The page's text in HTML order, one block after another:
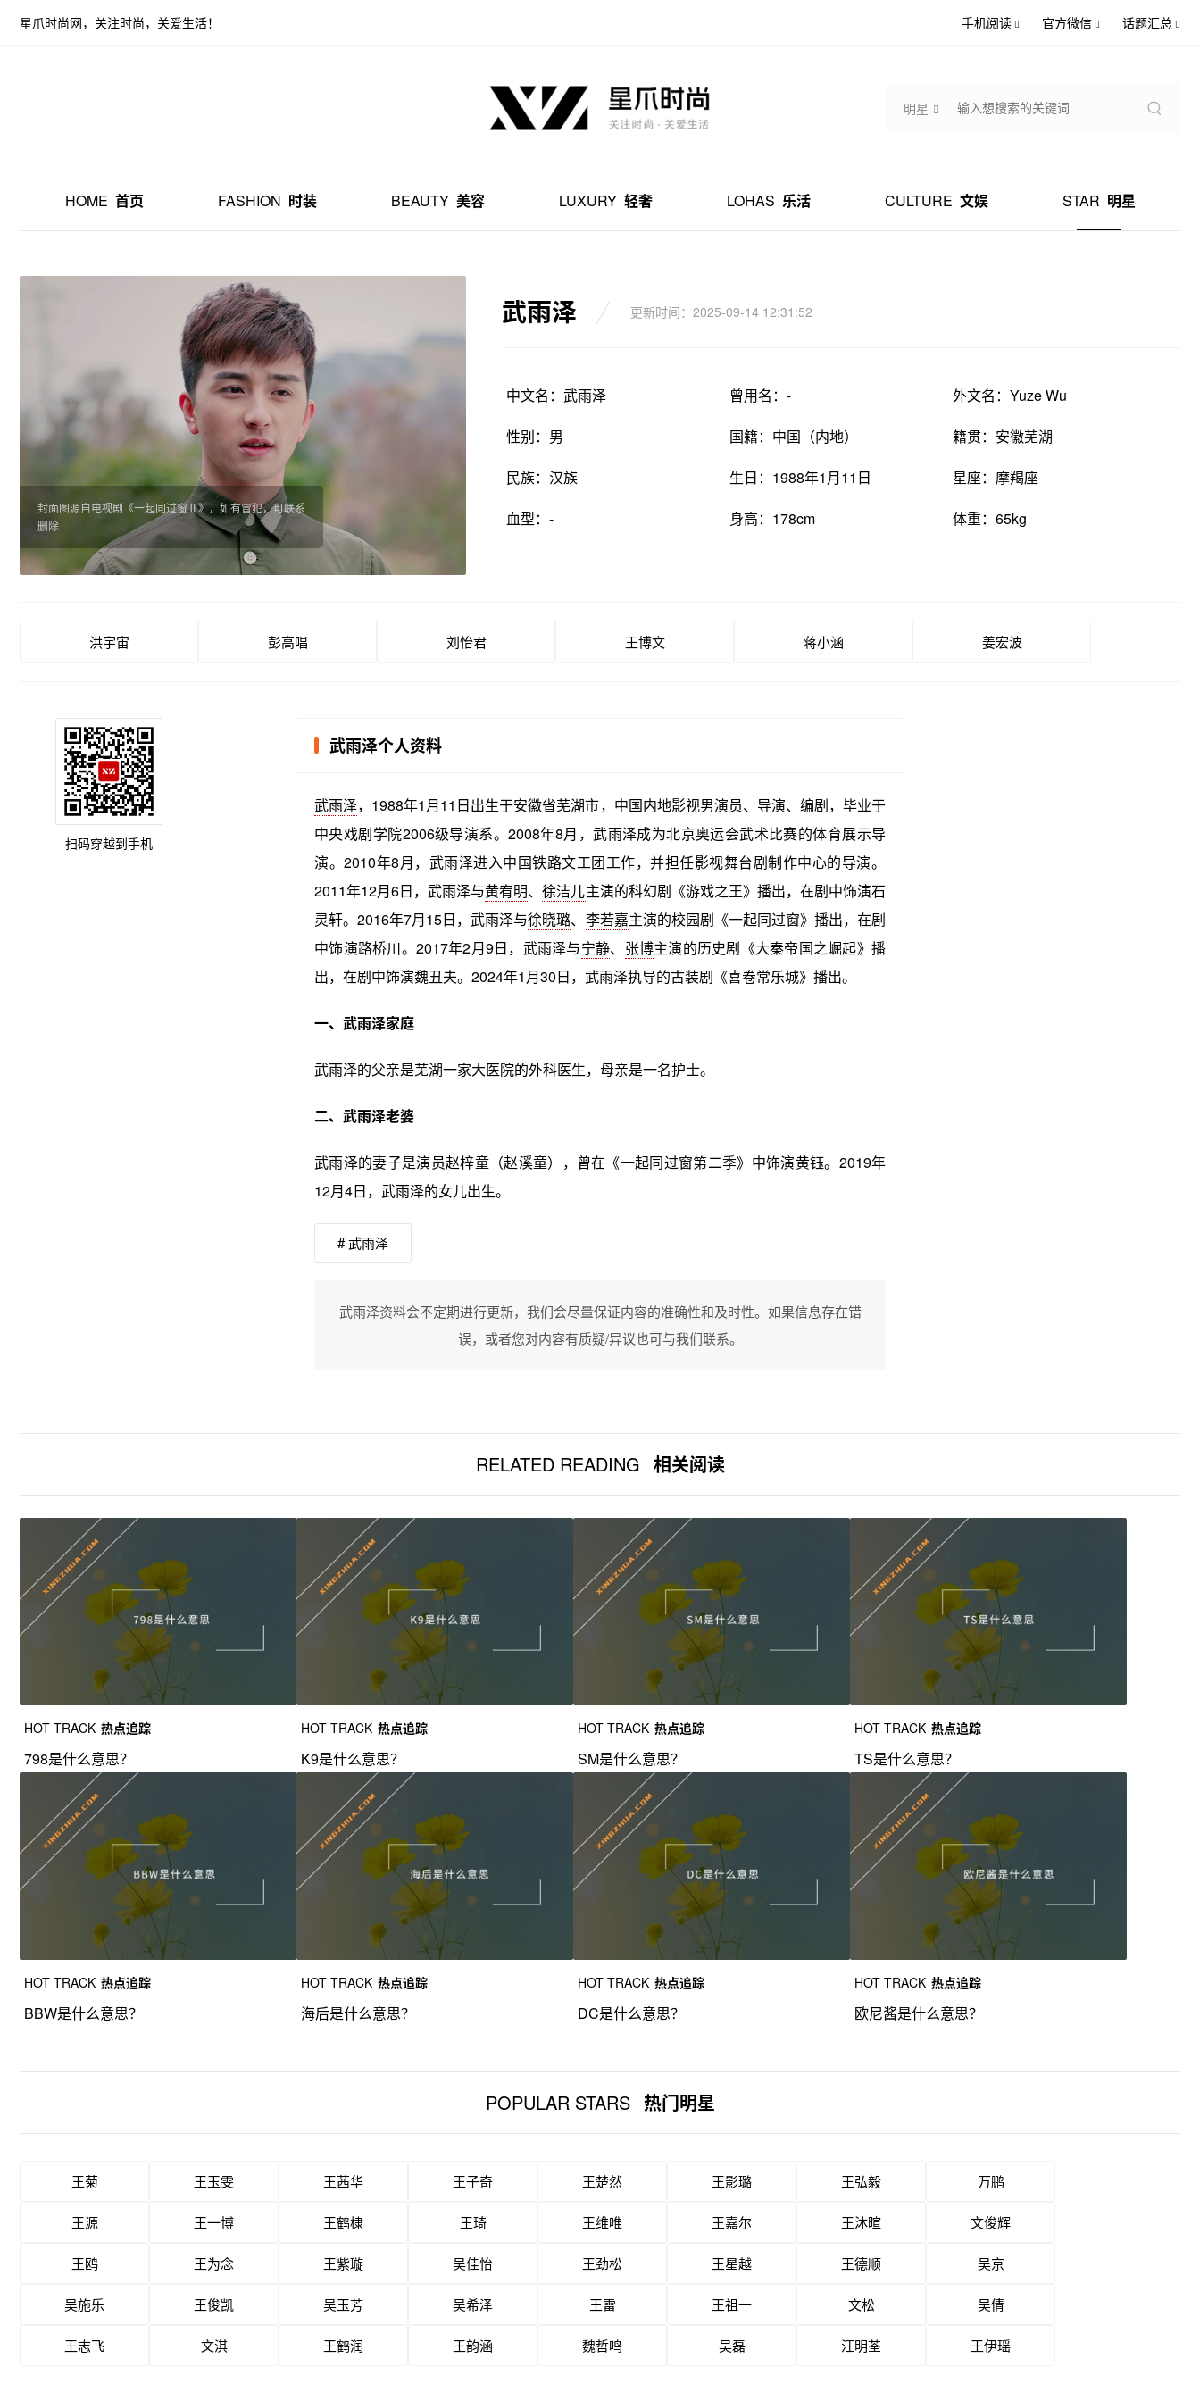
星爪时尚网，关注时尚，关爱生活！ 手机阅读 官方微信 话题汇总
明星
HOME 首页 FASHION 时装 BEAUTY 美容 LUXURY 轻奢 LOHAS 乐活 CULTURE 文娱 STAR 明星
封面图源自电视剧《一起同过窗Ⅱ》，如有冒犯，可联系
删除
武雨泽 更新时间：2025-09-14 12:31:52
中文名：武雨泽 曾用名：-
外文名：Yuze Wu
性别：男
国籍：中国（内地）
籍贯：安徽芜湖
民族：汉族
生日：1988年1月11日
星座：摩羯座
血型：-
身高：178cm 体重：65kg
洪宇宙 彭高唱 刘怡君 王博文 蒋小涵 姜宏波
武雨泽个人资料
武雨泽，1988年1月11日出生于安徽省芜湖市，中国内地影视男演员、导演、编剧，毕业于
中央戏剧学院2006级导演系。2008年8月，武雨泽成为北京奥运会武术比赛的体育展示导
演。2010年8月，武雨泽进入中国铁路文工团工作，并担任影视舞台剧制作中心的导演。
2011年12月6日，武雨泽与黄宥明、徐洁儿主演的科幻剧《游戏之王》播出，在剧中饰演石
灵轩。2016年7月15日，武雨泽与徐晓璐、 李若嘉主演的校园剧《一起同过窗》播出，在剧
中饰演路桥川。2017年2月9日，武雨泽与宁静、 张博主演的历史剧《大秦帝国之崛起》播
出，在剧中饰演魏丑夫。2024年1月30日，武雨泽执导的古装剧《喜卷常乐城》播出。
一、武雨泽家庭
武雨泽的父亲是芜湖一家大医院的外科医生，母亲是一名护士。
二、武雨泽老婆
武雨泽的妻子是演员赵梓童（赵溪童），曾在《一起同过窗第二季》中饰演黄钰。2019年
12月4日，武雨泽的女儿出生。
# 武雨泽
武雨泽资料会不定期进行更新，我们会尽量保证内容的准确性和及时性。如果信息存在错
误，或者您对内容有质疑/异议也可与我们联系。
扫码穿越到手机
RELATED READING 相关阅读
HOT TRACK 热点追踪
798是什么意思？
HOT TRACK 热点追踪
K9是什么意思？
HOT TRACK 热点追踪
SM是什么意思？
HOT TRACK 热点追踪
TS是什么意思？
HOT TRACK 热点追踪
BBW是什么意思？
HOT TRACK 热点追踪
海后是什么意思？
HOT TRACK 热点追踪
DC是什么意思？
HOT TRACK 热点追踪
欧尼酱是什么意思？
POPULAR STARS 热门明星
王菊 王玉雯 王茜华 王子奇 王楚然 王影璐 王弘毅 万鹏
王源 王一博 王鹤棣 王琦 王维唯 王嘉尔 王沐暄 文俊辉
王鸥 王为念 王紫璇 吴佳怡 王劲松 王星越 王德顺 吴京
吴施乐 王俊凯 吴玉芳 吴希泽 王雷 王祖一 文松 吴倩
王志飞 文淇 王鹤润 王韵涵 魏哲鸣 吴磊 汪明荃 王伊瑶